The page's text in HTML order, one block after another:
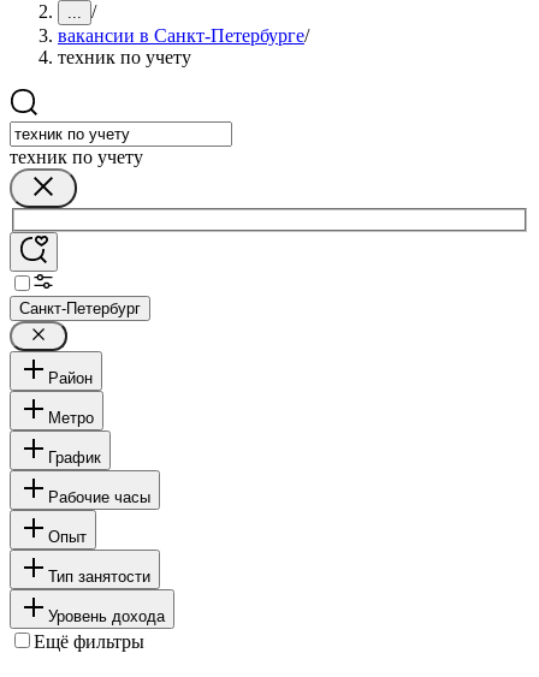
... /
вакансии в Санкт-Петербурге/
техник по учету
техник по учету
Санкт-Петербург
Район
Метро
График
Рабочие часы
Опыт
Тип занятости
Уровень дохода
Ещё фильтры